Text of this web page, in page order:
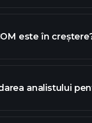
este în
analistului